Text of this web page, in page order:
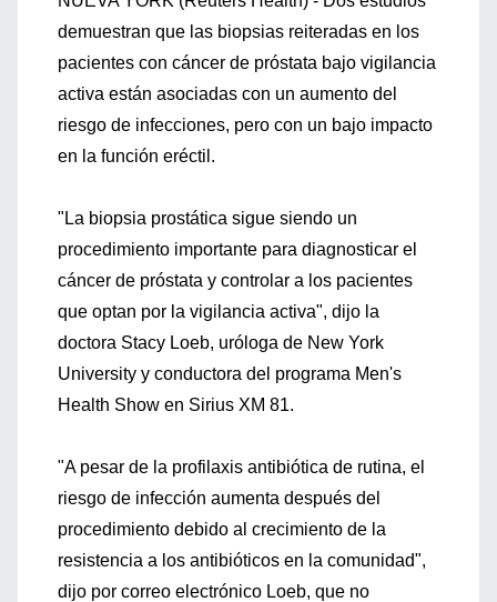
demuestran que las biopsias reiteradas en los
pacientes con cáncer de próstata bajo vigilancia
activa están asociadas con un aumento del
riesgo de infecciones, pero con un bajo impacto
en la función eréctil.
"La biopsia prostática sigue siendo un
procedimiento importante para diagnosticar el
cáncer de próstata y controlar a los pacientes
que optan por la vigilancia activa", dijo la
doctora Stacy Loeb, uróloga de New York
University y conductora del programa Men's
Health Show en Sirius XM 81.
"A pesar de la profilaxis antibiótica de rutina, el
riesgo de infección aumenta después del
procedimiento debido al crecimiento de la
resistencia a los antibióticos en la comunidad",
dijo por correo electrónico Loeb, que no